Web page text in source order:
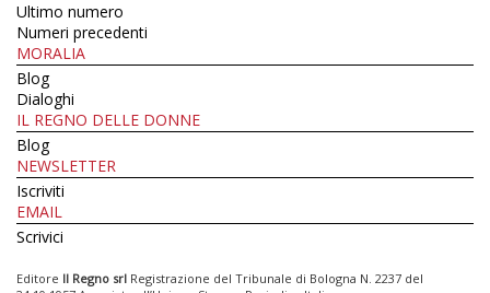
Ultimo numero
Numeri precedenti
MORALIA
Blog
Dialoghi
IL REGNO DELLE DONNE
Blog
NEWSLETTER
Iscriviti
EMAIL
Scrivici
Editore Il Regno srl Registrazione del Tribunale di Bologna N. 2237 del